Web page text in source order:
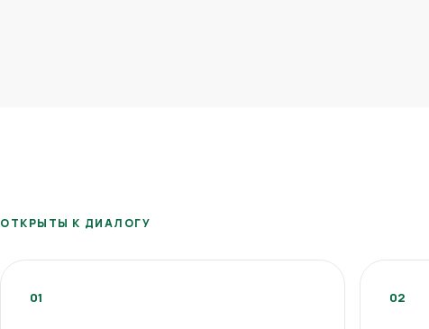
ОТКРЫТЫ К ДИАЛОГУ
01 02